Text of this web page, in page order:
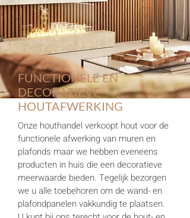
FUNCTIONELE EN
DECORATIEVE
HOUTAFWERKING
Onze houthandel verkoopt hout voor de
functionele afwerking van muren en
plafonds maar we hebben eveneens
producten in huis die een decoratieve
meerwaarde bieden. Tegelijk bezorgen
we u alle toebehoren om de wand- en
plafondpanelen vakkundig te plaatsen.